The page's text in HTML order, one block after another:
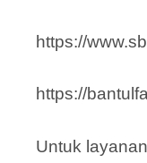
https://
https://
Untuk